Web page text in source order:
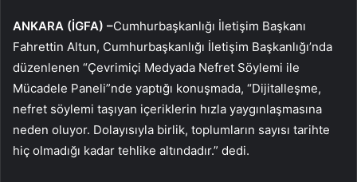
ANKARA (İGFA) –Cumhurbaşkanlığı İletişim Başkanı
Fahrettin Altun, Cumhurbaşkanlığı İletişim Başkanlığı’nda
düzenlenen “Çevrimiçi Medyada Nefret Söylemi ile
Mücadele Paneli”nde yaptığı konuşmada, “Dijitalleşme,
nefret söylemi taşıyan içeriklerin hızla yaygınlaşmasına
neden oluyor. Dolayısıyla birlik, toplumların sayısı tarihte
hiç olmadığı kadar tehlike altındadır.” dedi.